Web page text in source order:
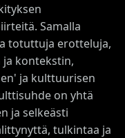
Samalla
totuttuja erotteluja,
ja kontekstin,
ja kulttuurisen
on yhtä
ja selkeästi
tulkintaa ja